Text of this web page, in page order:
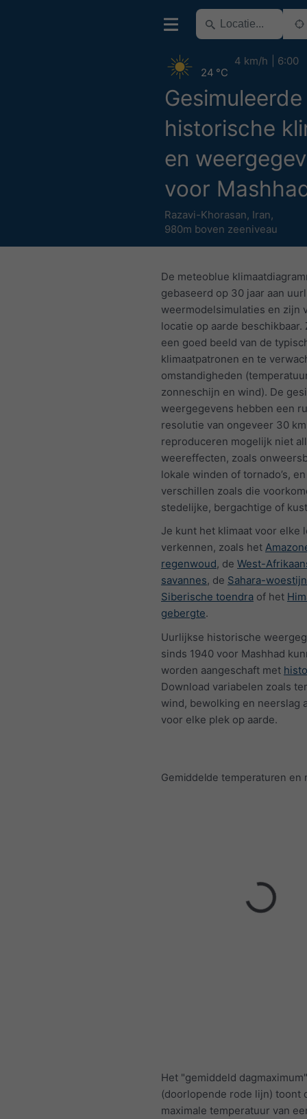
Gesimuleerde
historische
en
voor
Razavi-Khorasan, Iran,
980m boven zeeniveau
24 °C
4 km/h 6:00
De meteoblue
gebaseerd op 30 jaar aan
weermodelsimulaties en zijn
locatie op aarde beschikbaar.
een goed beeld van de
klimaatpatronen en te
omstandigheden
zonneschijn en wind). De
weergegevens hebben een
resolutie van ongeveer 30
reproduceren mogelijk niet
weereffecten, zoals
lokale winden of tornado’s,
verschillen zoals die
stedelijke, bergachtige of
Je kunt het klimaat voor elke
verkennen, zoals het
regenwoud, de West-
savannes, de Sahara-woestijn
Siberische toendra of het
gebergte.
Uurlijkse historische
sinds 1940 voor Mashhad
worden aangeschaft met
Download variabelen zoals
wind, bewolking en neerslag
voor elke plek op aarde.
Gemiddelde temperaturen en
Het "gemiddeld dagmaximum"
(doorlopende rode lijn) toont
maximale temperatuur van